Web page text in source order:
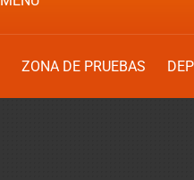
ZONA DE PRUEBAS